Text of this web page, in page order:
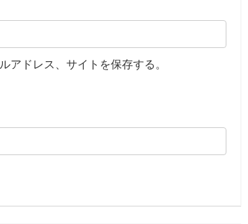
ドレス、サイトを保存する。